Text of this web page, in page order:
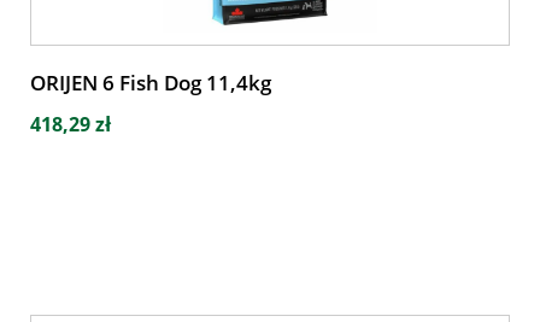
ORIJEN 6 Fish Dog 11,4kg
418,29 zł